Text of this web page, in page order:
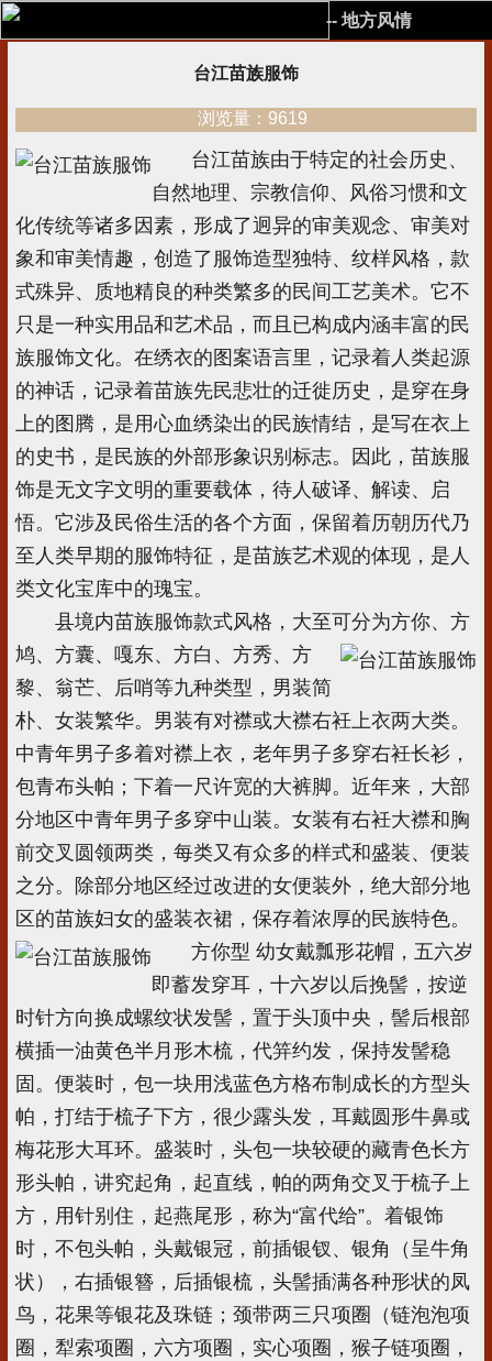
-- 地方风情
台江苗族服饰
浏览量：9619
台江苗族由于特定的社会历史、
自然地理、宗教信仰、风俗习惯和文
化传统等诸多因素，形成了迥异的审美观念、审美对
象和审美情趣，创造了服饰造型独特、纹样风格，款
式殊异、质地精良的种类繁多的民间工艺美术。它不
只是一种实用品和艺术品，而且已构成内涵丰富的民
族服饰文化。在绣衣的图案语言里，记录着人类起源
的神话，记录着苗族先民悲壮的迁徙历史，是穿在身
上的图腾，是用心血绣染出的民族情结，是写在衣上
的史书，是民族的外部形象识别标志。因此，苗族服
饰是无文字文明的重要载体，待人破译、解读、启
悟。它涉及民俗生活的各个方面，保留着历朝历代乃
至人类早期的服饰特征，是苗族艺术观的体现，是人
类文化宝库中的瑰宝。
县境内苗族服饰款式风格，大至可分为方你、方
鸠、方囊、嘎东、方白、方秀、方
黎、翁芒、后哨等九种类型，男装简
朴、女装繁华。男装有对襟或大襟右衽上衣两大类。
中青年男子多着对襟上衣，老年男子多穿右衽长衫，
包青布头帕；下着一尺许宽的大裤脚。近年来，大部
分地区中青年男子多穿中山装。女装有右衽大襟和胸
前交叉圆领两类，每类又有众多的样式和盛装、便装
之分。除部分地区经过改进的女便装外，绝大部分地
区的苗族妇女的盛装衣裙，保存着浓厚的民族特色。
方你型 幼女戴瓢形花帽，五六岁
即蓄发穿耳，十六岁以后挽髻，按逆
时针方向换成螺纹状发髻，置于头顶中央，髻后根部
横插一油黄色半月形木梳，代笄约发，保持发髻稳
固。便装时，包一块用浅蓝色方格布制成长的方型头
帕，打结于梳子下方，很少露头发，耳戴圆形牛鼻或
梅花形大耳环。盛装时，头包一块较硬的藏青色长方
形头帕，讲究起角，起直线，帕的两角交叉于梳子上
方，用针别住，起燕尾形，称为“富代给”。着银饰
时，不包头帕，头戴银冠，前插银钗、银角（呈牛角
状），右插银簪，后插银梳，头髻插满各种形状的凤
鸟，花果等银花及珠链；颈带两三只项圈（链泡泡项
圈，犁索项圈，六方项圈，实心项圈，猴子链项圈，